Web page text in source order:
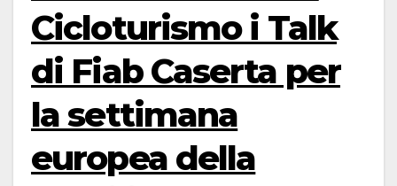
Cicloturismo i Talk
di Fiab Caserta per
la settimana
europea della